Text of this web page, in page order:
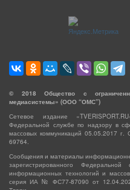
© 2018 Общество с
медиасистемы» (ООО “ОМС”)
Сетевое издание
Федеральной службе по надзору в
массовых коммуникаций 05.05.2017
69764.
Сообщения и материалы
зарегистрированного
информационных технологий и
серия ИА № ФС77-87090 от